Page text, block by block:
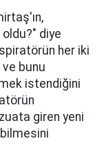
diye
her iki
bunu
istendiğini
giren yeni